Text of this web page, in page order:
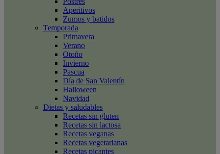
Aperitivos
Zumos y batidos
Temporada
Primavera
Verano
Otoño
Invierno
Pascua
Día de San Valentín
Halloween
Navidad
Dietas y saludables
Recetas sin gluten
Recetas sin lactosa
Recetas veganas
Recetas vegetarianas
Recetas picantes